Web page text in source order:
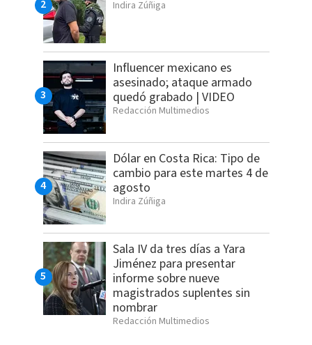
Indira Zúñiga
Influencer mexicano es
asesinado; ataque armado
quedó grabado | VIDEO
Redacción Multimedios
Dólar en Costa Rica: Tipo de
cambio para este martes 4 de
agosto
Indira Zúñiga
Sala IV da tres días a Yara
Jiménez para presentar
informe sobre nueve
magistrados suplentes sin
nombrar
Redacción Multimedios